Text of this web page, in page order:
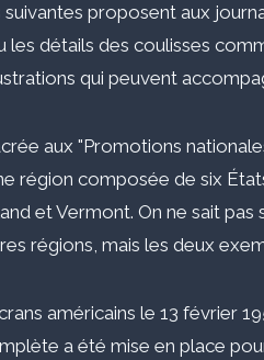
proposent aux
les détails des coulisses
qui peuvent
aux "Promotions
région composée de six
et Vermont. On ne sait
régions, mais les deux
américains le 13 février
a été mise en place